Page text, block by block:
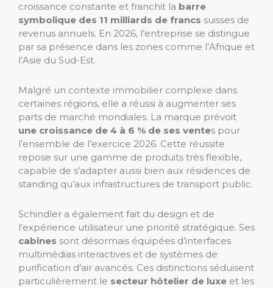
croissance constante et franchit la barre
symbolique des 11 milliards de francs suisses de
revenus annuels. En 2026, l’entreprise se distingue
par sa présence dans les zones comme l’Afrique et
l’Asie du Sud-Est.
Malgré un contexte immobilier complexe dans
certaines régions, elle a réussi à augmenter ses
parts de marché mondiales. La marque prévoit
une croissance de 4 à 6 % de ses ventes pour
l’ensemble de l’exercice 2026. Cette réussite
repose sur une gamme de produits très flexible,
capable de s’adapter aussi bien aux résidences de
standing qu’aux infrastructures de transport public.
Schindler a également fait du design et de
l’expérience utilisateur une priorité stratégique. Ses
cabines sont désormais équipées d’interfaces
multimédias interactives et de systèmes de
purification d’air avancés. Ces distinctions séduisent
particulièrement le secteur hôtelier de luxe et les